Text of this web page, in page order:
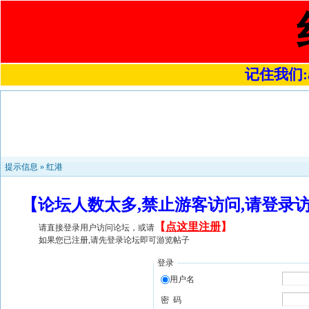
记住我们
提示信息 » 红港
【论坛人数太多,禁止游客访问,请登
请直接登录用户访问论坛，或请 【 点这里注册】
如果您已注册,请先登录论坛即可游览帖子
登录
用户名
密 码